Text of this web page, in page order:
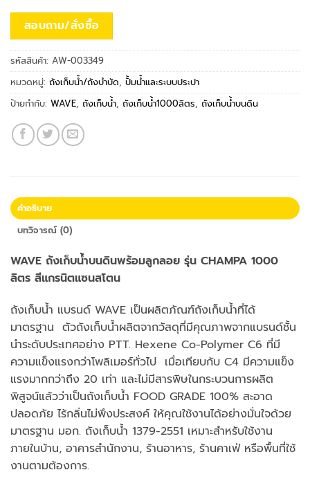
สอบถาม/สั่งซื้อ
รหัสสินค้า: AW-003349
หมวดหมู่: ถังเก็บน้ำ/ถังบำบัด, ปั้มน้ำและระบบประปา
ป้ายกำกับ: WAVE, ถังเก็บน้ำ, ถังเก็บน้ำ1000ลิตร, ถังเก็บน้ำบนดิน
คำอธิบาย
บทวิจารณ์ (0)
WAVE ถังเก็บน้ำบนดินพร้อมลูกลอย รุ่น CHAMPA 1000
ลิตร สีแกรนิตแซนสโตน
ถังเก็บน้ำ แบรนด์ WAVE เป็นผลิตภัณฑ์ถังเก็บน้ำที่ได้
มาตรฐาน ตัวถังเก็บน้ำผลิตจากวัสดุที่มีคุณภาพจากแบรนด์ชั้น
นำระดับประเทศอย่าง PTT. Hexene Co-Polymer C6 ที่มี
ความแข็งแรงกว่าโพลิเมอร์ทั่วไป เมื่อเทียบกับ C4 มีความแข็ง
แรงมากกว่าถึง 20 เท่า และไม่มีสารพิษในกระบวนการผลิต
พิสูจน์แล้วว่าเป็นถังเก็บน้ำ FOOD GRADE 100% สะอาด
ปลอดภัย ไร้กลิ่นไม่พึงประสงค์ ให้คุณใช้งานได้อย่างมั่นใจด้วย
มาตรฐาน มอก. ถังเก็บน้ำ 1379-2551 เหมาะสำหรับใช้งาน
ภายในบ้าน, อาคารสำนักงาน, ร้านอาหาร, ร้านคาเฟ่ หรือพื้นที่ใช้
งานตามต้องการ.